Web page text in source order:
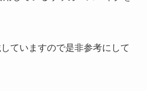
ていますので是非参考にして